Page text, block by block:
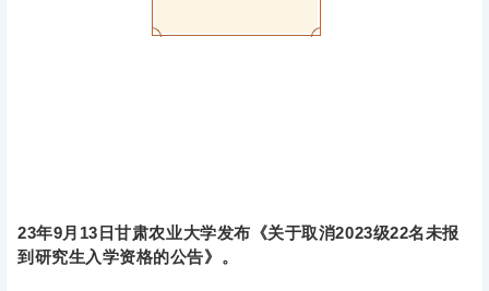
23年9月13日甘肃农业大学发布《关于取消2023级22名未报
到研究生入学资格的公告》。